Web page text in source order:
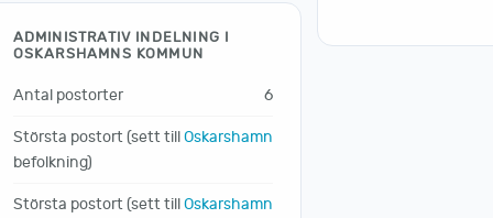
ADMINISTRATIV INDELNING I
OSKARSHAMNS KOMMUN
Antal postorter 6
Största postort (sett till
befolkning)
Oskarshamn
Största postort (sett till Oskarshamn